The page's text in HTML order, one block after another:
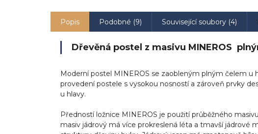
Popis Podobné (9) Související soubory (4)
Dřevěná postel z masivu MINEROS
Moderní postel MINEROS se zaobleným plným čelem
provedení postele s vysokou nosností a zároveň prvky
u hlavy.
Předností ložnice MINEROS je použití průběžného
masiv jádrový má více prokreslená léta a tmavší jádrové